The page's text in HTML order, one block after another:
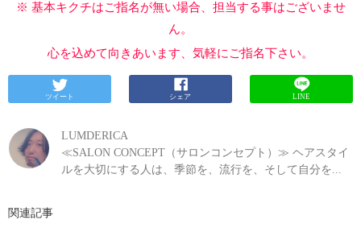
※ 基本キクチはご指名が無い場合、担当する事はございませ
ん。
心を込めて向きあいます、気軽にご指名下さい。
ツイート シェア LINE
LUMDERICA
≪SALON CONCEPT（サロンコンセプト）≫ ヘアスタイ
ルを大切にする人は、季節を、流行を、そして自分を...
関連記事